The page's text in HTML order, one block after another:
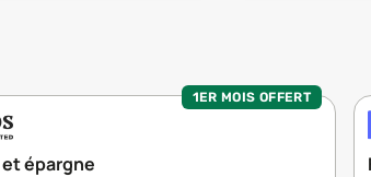
1ER MOIS OFFERT
épargne